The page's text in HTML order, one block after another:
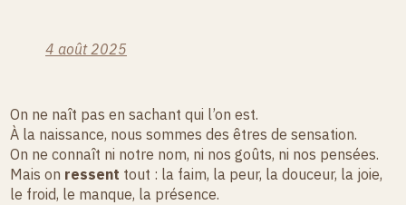
4 août 2025
On ne naît pas en sachant qui l’on est.
À la naissance, nous sommes des êtres de sensation.
On ne connaît ni notre nom, ni nos goûts, ni nos pensées.
Mais on ressent tout : la faim, la peur, la douceur, la joie,
le froid, le manque, la présence.